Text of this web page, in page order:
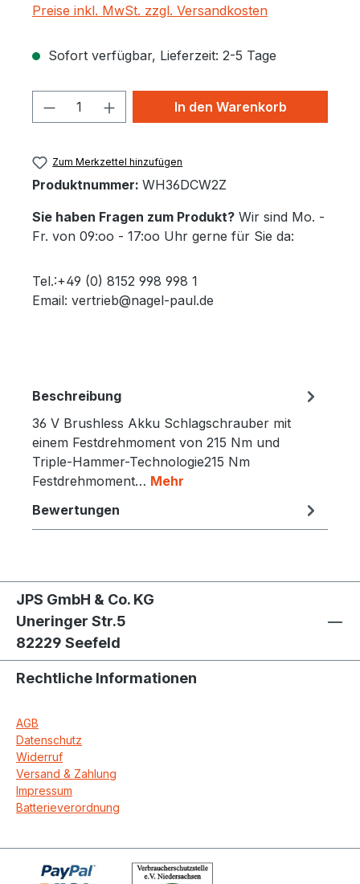
Preise inkl. MwSt. zzgl. Versandkosten
Sofort verfügbar, Lieferzeit: 2-5 Tage
Produkt Anzahl: Gib den
In den Warenkorb
Zum Merkzettel hinzufügen
Produktnummer: WH36DCW2Z
Sie haben Fragen zum Produkt? Wir sind Mo. -
Fr. von 09:oo - 17:oo Uhr gerne für Sie da:
Tel.:+49 (0) 8152 998 998 1
Email: vertrieb@nagel-paul.de
Beschreibung
36 V Brushless Akku Schlagschrauber mit
einem Festdrehmoment von 215 Nm und
Triple-Hammer-Technologie215 Nm
Festdrehmoment… Mehr
Bewertungen
JPS GmbH & Co. KG
Uneringer Str.5
82229 Seefeld
Rechtliche Informationen
AGB
Datenschutz
Widerruf
Versand & Zahlung
Impressum
Batterieverordnung